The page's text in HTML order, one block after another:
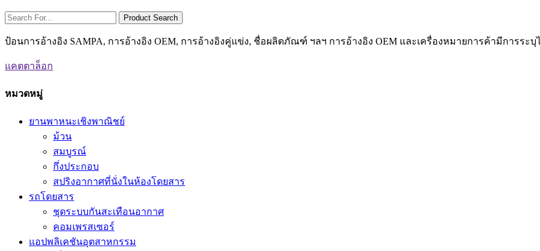
ป้อนการอ้างอิง SAMPA, การอ้างอิง OEM, การอ้างอิงคู่แข่ง, ชื่อผลิตภัณฑ์ ฯลฯ การอ้างอิง OEM และเครื่องหมายการค้ามีการระบุ
แคตตาล็อก
หมวดหมู่
ยานพาหนะเชิงพาณิชย์
ม้วน
สมบูรณ์
กึ่งประกอบ
สปริงอากาศที่นั่งในห้องโดยสาร
รถโดยสาร
ชุดระบบกันสะเทือนอากาศ
คอมเพรสเซอร์
แอปพลิเคชันอุตสาหกรรม